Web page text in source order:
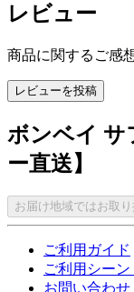
レビュー
商品に関するご感
レビューを投稿
ボンベイ サ
ー直送】
お届け地域ではお取
ご利用ガイド
ご利用シー
お問い合わせ